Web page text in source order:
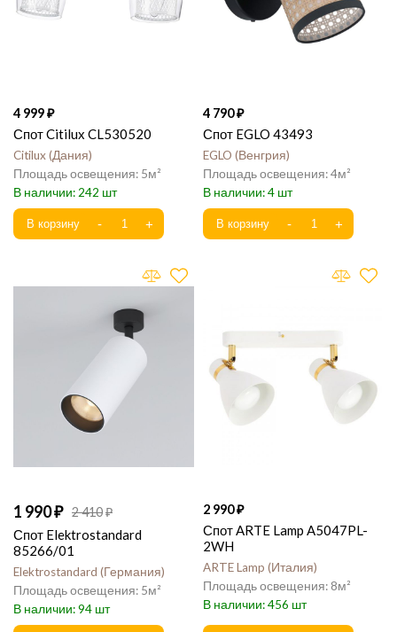
4 999
Спот Citilux CL530520
Citilux Дания
5
242
4 790
Спот EGLO 43493
EGLO Венгрия
4
4
1 990 2 410
Спот Elektrostandard
85266/01
Elektrostandard Германия
5
94
2 990
Спот ARTE Lamp A5047PL-
2WH
ARTE Lamp Италия
8
456